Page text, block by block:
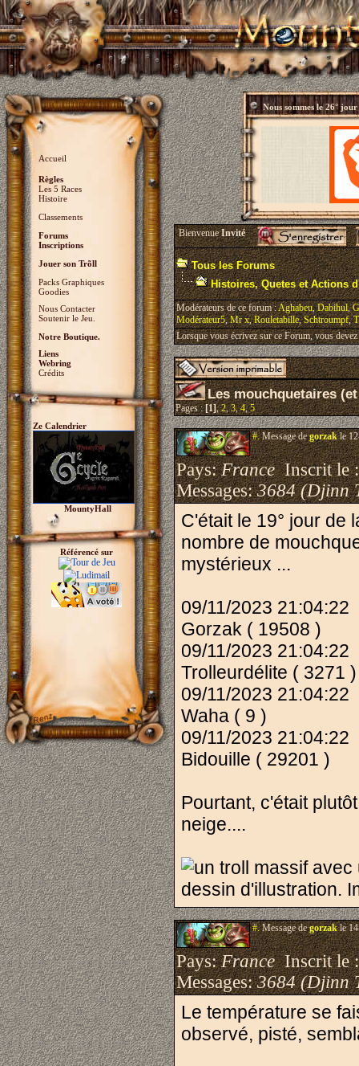
Accueil
Règles
Les 5 Races
Histoire
Classements
Forums
Inscriptions
Jouer son Trõll
Packs Graphiques
Goodies
Nous Contacter
Soutenir le Jeu.
Notre Boutique.
Liens
Webring
Crédits
Ze Calendrier
MountyHall
Référencé sur
Nous sommes le26° jour
BienvenueInvité
Tous les Forums
Histoires, Quetes et Actions
Modérateurs de ce forum :Aghabeu,Dabihul,
Modérateur5,Mr x,Rouletabille,Schtroumpf,
Lorsque vous écrivez sur ce Forum, vous
Les mouchquetaires
Pages :[1],2,3,4,5
#.Message degorzakle
Pays:FranceInscrit le
Messages:3684 (Djinn
C'était le 19° jour de
nombre de
mystérieux ...
09/11/2023 21:04:22
Gorzak ( 19508 )
09/11/2023 21:04:22
Trolleurdélite ( 3271 )
09/11/2023 21:04:22
Waha ( 9 )
09/11/2023 21:04:22
Bidouille ( 29201 )
Pourtant, c'était
neige....
#.Message degorzakle
Pays:FranceInscrit le
Messages:3684 (Djinn
Le température se
observé, pisté,